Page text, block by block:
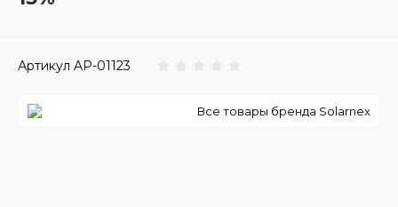
Артикул AP-01123
Все товары бренда Solarnex